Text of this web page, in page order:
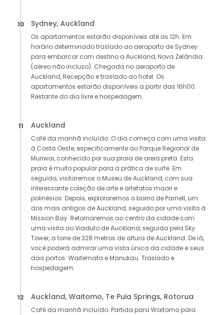
10 Sydney, Auckland
Os apartamentos estarão disponíveis até as 12h. Em
horário determinado traslado ao aeroporto de Sydney
para embarcar com destino a Auckland, Nova Zelândia.
(aéreo não incluso). Chegada no aeroporto de
Auckland, Recepção e traslado ao hotel. Os
apartamentos estarão disponíveis a partir das 16h00.
Restante do dia livre e hospedagem.
11 Auckland
Café da manhã incluído. O dia começa com uma visita
à Costa Oeste, especificamente ao Parque Regional de
Muriwai, conhecido por sua praia de areia preta. Esta
praia é muito popular para a prática de surfe. Em
seguida, visitaremos o Museu de Auckland, com sua
interessante coleção de arte e artefatos maori e
polinésios. Depois, exploraremos o bairro de Parnell, um
dos mais antigos de Auckland, seguido por uma visita à
Mission Bay. Retornaremos ao centro da cidade com
uma visita ao Viaduto de Auckland, seguida pela Sky
Tower, a torre de 328 metros de altura de Auckland. De lá,
você poderá admirar uma vista única da cidade e seus
dois portos: Waitemata e Manukau. Traslado e
hospedagem.
12 Auckland, Waitomo, Te Puia Springs, Rotorua
Café da manhã incluído. Partida para Waitomo para